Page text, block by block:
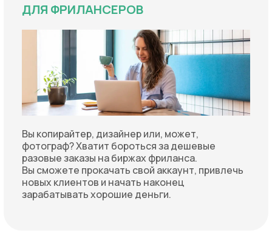
ДЛЯ ФРИЛАНСЕРОВ
Вы копирайтер, дизайнер или, может,
фотограф? Хватит бороться за дешевые
разовые заказы на биржах фриланса.
Вы сможете прокачать свой аккаунт, привлечь
новых клиентов и начать наконец
зарабатывать хорошие деньги.